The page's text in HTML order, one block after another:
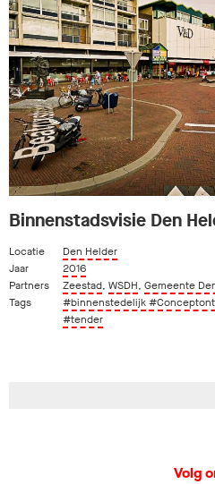
Binnenstadsvisie Den
Locatie
Den Helder
Jaar
2016
Partners
Zeestad, WSDH, Gemeente
Tags
#binnenstedelijk
#tender
Volg